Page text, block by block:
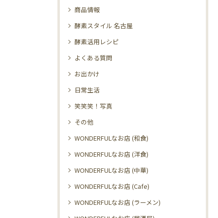
商品情報
酵素スタイル 名古屋
酵素活用レシピ
よくある質問
お出かけ
日常生活
笑笑笑！写真
その他
WONDERFULなお店 (和食)
WONDERFULなお店 (洋食)
WONDERFULなお店 (中華)
WONDERFULなお店 (Cafe)
WONDERFULなお店 (ラーメン)